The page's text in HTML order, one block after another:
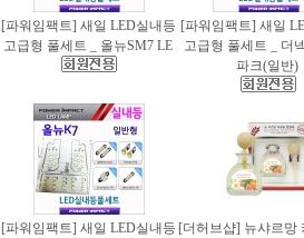
[파워임팩트] 새일 LED실내등
고급형 풀세트 _ 올뉴SM7 LE
[파워임팩트] 새일
고급형 풀세트 _ 더
파크(일반)
[파워임팩트] 새일 LED실내등 [더허브샵] 뉴샤르망